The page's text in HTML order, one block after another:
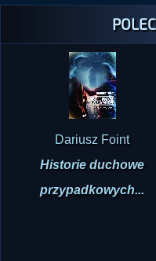
Dariusz Foint
Historie duchowe
przypadkowych...